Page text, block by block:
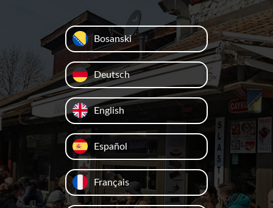
Bosanski
Deutsch
English
Español
Français